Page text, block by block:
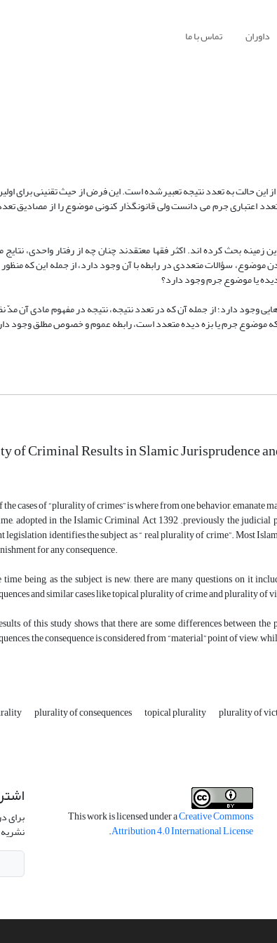
داوران تماس با ما
حالت به تعدد نتیجه تعبیرشده است. این فرض از حیث تقنینی برای
مصادیق تعدد اعتباری جرم می دانست ولی قانونگذار کنونی موضوع را از مصادیق
بحث کرده اند. اکثر فقها معتقدند چنان چه از رفتار واحدی، نتایج
سؤالات متعددی در رابطه با آن وجود دارد، از جمله این که منظور
یا موضوع جرم وجود دارد؟
وجود دارد؛ از جمله آن که در تعدد نتیجه، نتیجه در مفهوم مادی آن مدّ
که موضوع جرم یا بزه دیده متعدد است، رابطه عموم و خصوص مطلق وجود
of Criminal Results in Slamic Jurisprudence
the cases of “plurality of crimes” is where from one behavior,
adopted in the Islamic Criminal Act 1392 .previously the judicial
legislation identifies the subject as “ real plurality of crime”. Most
for any consequence.
being, as the subject is new, there are many questions on it
and similar cases like topical plurality of crime and plurality of
of this study shows that there are some differences between
the consequence is considered from “material” point of view,
plurality of consequences topical plurality plurality of
This work is licensed under aCreative Commons
Attribution 4.0 International License
.
برای